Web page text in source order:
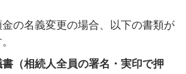
の名義変更の場合、以下の書類が
書（相続人全員の署名・実印で押